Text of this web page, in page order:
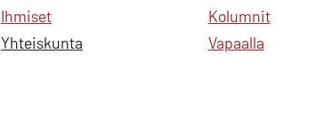
Ihmiset
Yhteiskunta
Kolumnit
Vapaalla